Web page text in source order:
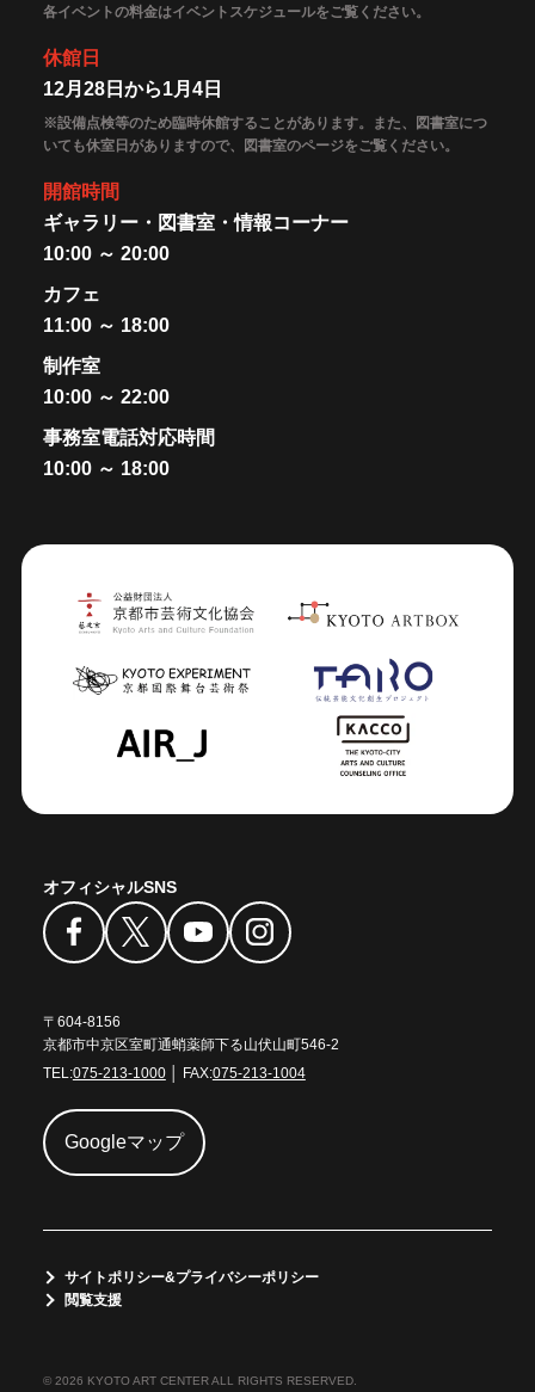
各イベントの料金はイベントスケジュールをご覧ください。
休館日
12月28日から1月4日
※設備点検等のため臨時休館することがあります。また、図書室につ
いても休室日がありますので、図書室のページをご覧ください。
開館時間
ギャラリー・図書室・情報コーナー
10:00 ～ 20:00
カフェ
11:00 ～ 18:00
制作室
10:00 ～ 22:00
事務室電話対応時間
10:00 ～ 18:00
オフィシャルSNS
〒604-8156
京都市中京区室町通蛸薬師下る山伏山町546-2
TEL:075-213-1000│ FAX:075-213-1004
Googleマップ
サイトポリシー&プライバシーポリシー
閲覧支援
© 2026 KYOTO ART CENTER ALL RIGHTS RESERVED.